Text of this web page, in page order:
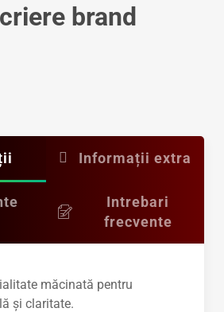
brand
Informații extra
Intrebari
frecvente
măcinată pentru
și claritate.